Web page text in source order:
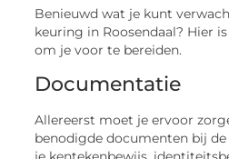
Benieuwd wat je kunt
keuring in Roosendaal? Hier
om je voor te bereiden.
Documentatie
Allereerst moet je ervoor
benodigde documenten bij
je kentekenbewijs,